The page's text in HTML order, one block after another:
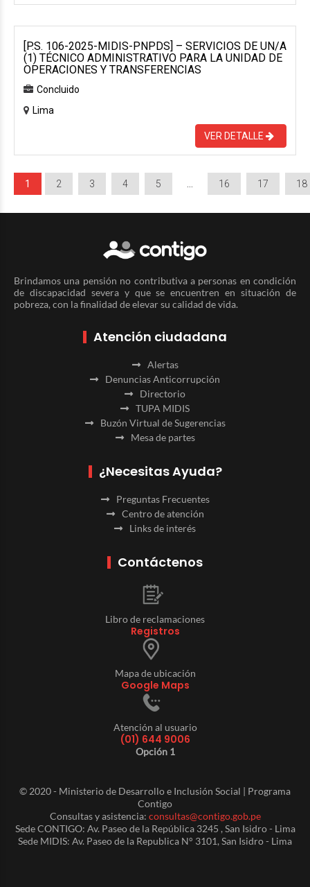
[P.S. 106-2025-MIDIS-PNPDS] – SERVICIOS DE UN/A
(1) TÉCNICO ADMINISTRATIVO PARA LA UNIDAD DE
OPERACIONES Y TRANSFERENCIAS
Concluido
Lima
VER DETALLE
1 2 3 4 5 16 17 18
Brindamos una pensión no contributiva a personas en condición
de discapacidad severa y que se encuentren en situación de
pobreza, con la finalidad de elevar su calidad de vida.
Atención ciudadana
Alertas
Denuncias Anticorrupción
Directorio
TUPA MIDIS
Buzón Virtual de Sugerencias
Mesa de partes
¿Necesitas Ayuda?
Preguntas Frecuentes
Centro de atención
Links de interés
Contáctenos
Libro de reclamaciones
Registros
Mapa de ubicación
Google Maps
Atención al usuario
(01) 644 9006
Opción 1
© 2020 - Ministerio de Desarrollo e Inclusión Social | Programa
Contigo
Consultas y asistencia: consultas@contigo.gob.pe
Sede CONTIGO: Av. Paseo de la República 3245 , San Isidro - Lima
Sede MIDIS: Av. Paseo de la Republica N° 3101, San Isidro - Lima